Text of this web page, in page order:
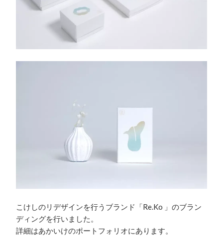
こけしのリデザインを行うブランド「Re.Ko 」のブラン
ディングを行いました。
詳細はあかいけのポートフォリオにあります。